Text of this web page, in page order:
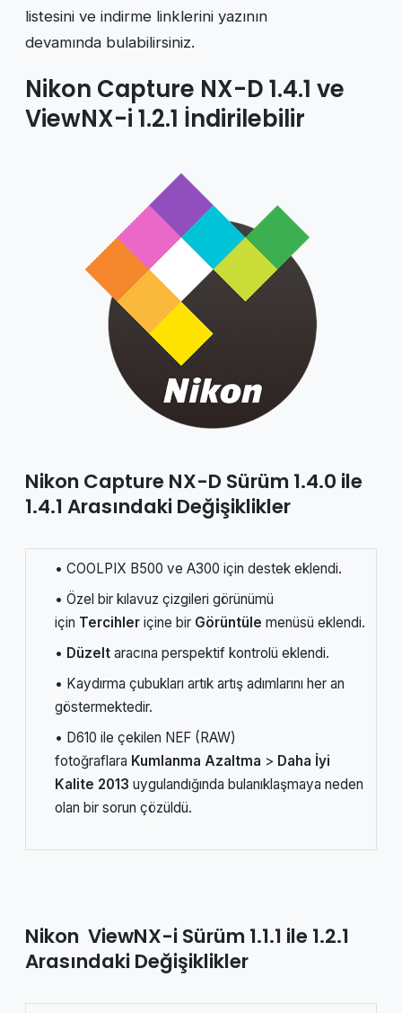
listesini ve indirme linklerini yazının
devamında bulabilirsiniz.
Nikon Capture NX-D 1.4.1 ve
ViewNX-i 1.2.1 İndirilebilir
Nikon Capture NX-D Sürüm 1.4.0 ile
1.4.1 Arasındaki Değişiklikler
• COOLPIX B500 ve A300 için destek eklendi.
• Özel bir kılavuz çizgileri görünümü
için Tercihler içine bir Görüntüle menüsü eklendi.
• Düzelt aracına perspektif kontrolü eklendi.
• Kaydırma çubukları artık artış adımlarını her an
göstermektedir.
• D610 ile çekilen NEF (RAW)
fotoğraflara Kumlanma Azaltma > Daha İyi
Kalite 2013 uygulandığında bulanıklaşmaya neden
olan bir sorun çözüldü.
Nikon ViewNX-i Sürüm 1.1.1 ile 1.2.1
Arasındaki Değişiklikler